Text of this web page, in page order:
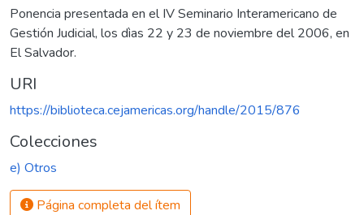
Ponencia presentada en el IV Seminario Interamericano de
Gestión Judicial, los dìas 22 y 23 de noviembre del 2006, en
El Salvador.
URI
https://biblioteca.cejamericas.org/handle/2015/876
Colecciones
e) Otros
Página completa del ítem